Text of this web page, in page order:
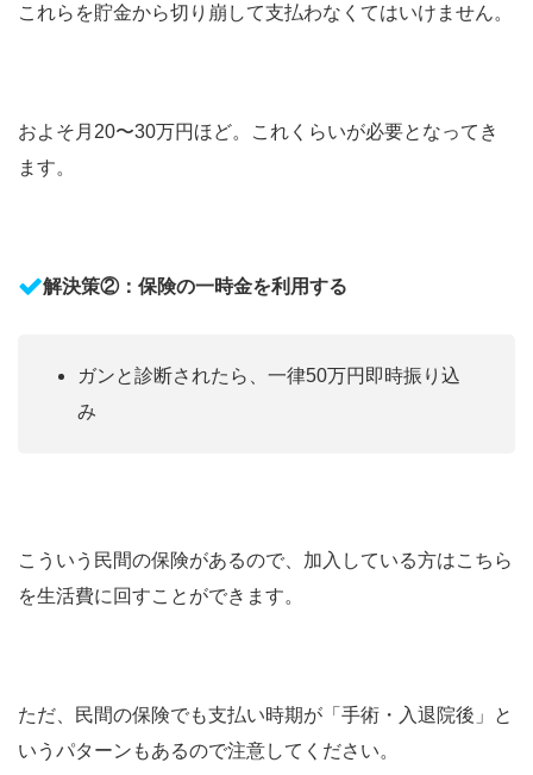
これらを貯金から切り崩して支払わなくてはいけません。
およそ月20〜30万円ほど。これくらいが必要となってき
ます。
解決策②：保険の一時金を利用する
ガンと診断されたら、一律50万円即時振り込
み
こういう民間の保険があるので、加入している方はこちら
を生活費に回すことができます。
ただ、民間の保険でも支払い時期が「手術・入退院後」と
いうパターンもあるので注意してください。